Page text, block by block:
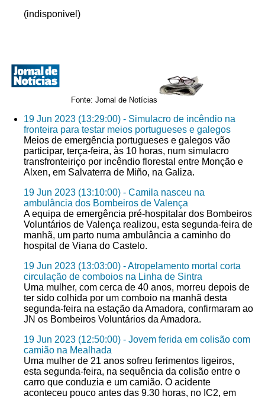
(indisponivel)
Fonte: Jornal de Notícias
19 Jun 2023 (13:29:00) - Simulacro de incêndio na
fronteira para testar meios portugueses e galegos
Meios de emergência portugueses e galegos vão
participar, terça-feira, às 10 horas, num simulacro
transfronteiriço por incêndio florestal entre Monção e
Alxen, em Salvaterra de Miño, na Galiza.
19 Jun 2023 (13:10:00) - Camila nasceu na
ambulância dos Bombeiros de Valença
A equipa de emergência pré-hospitalar dos Bombeiros
Voluntários de Valença realizou, esta segunda-feira de
manhã, um parto numa ambulância a caminho do
hospital de Viana do Castelo.
19 Jun 2023 (13:03:00) - Atropelamento mortal corta
circulação de comboios na Linha de Sintra
Uma mulher, com cerca de 40 anos, morreu depois de
ter sido colhida por um comboio na manhã desta
segunda-feira na estação da Amadora, confirmaram ao
JN os Bombeiros Voluntários da Amadora.
19 Jun 2023 (12:50:00) - Jovem ferida em colisão com
camião na Mealhada
Uma mulher de 21 anos sofreu ferimentos ligeiros,
esta segunda-feira, na sequência da colisão entre o
carro que conduzia e um camião. O acidente
aconteceu pouco antes das 9.30 horas, no IC2, em